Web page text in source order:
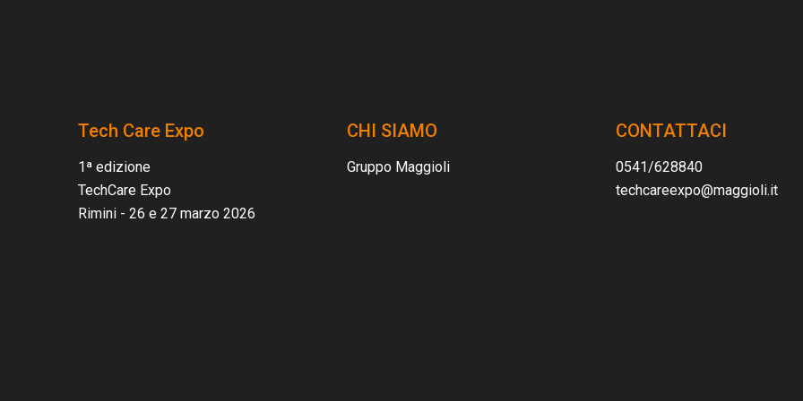
Tech Care Expo
1ª edizione
TechCare Expo
Rimini - 26 e 27 marzo 2026
CHI SIAMO
Gruppo Maggioli
CONTATTACI
0541/628840
techcareexpo@maggioli.it